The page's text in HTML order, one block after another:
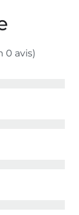
0 avis)